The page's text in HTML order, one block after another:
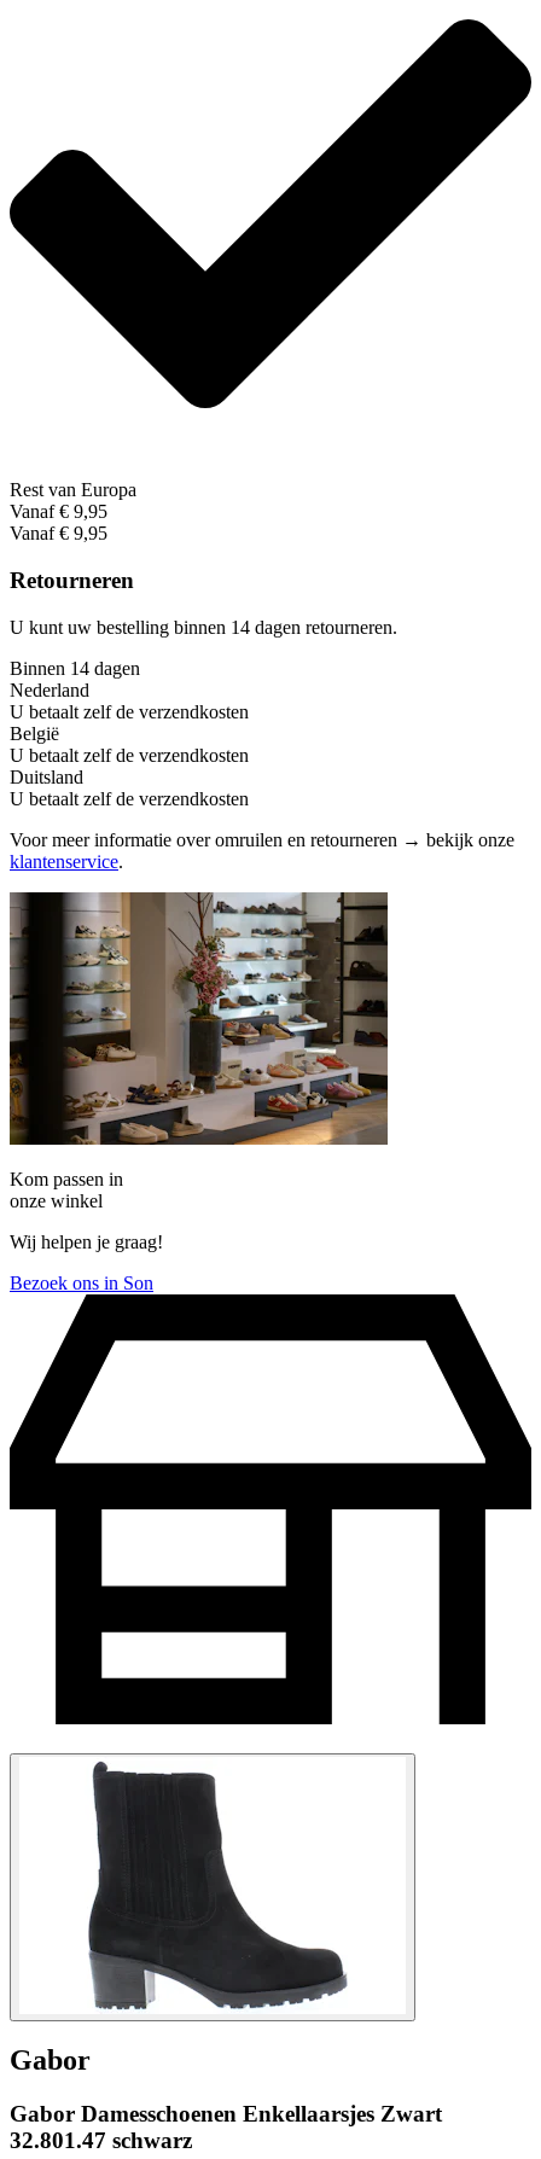
Rest van Europa
Vanaf € 9,95
Vanaf € 9,95
Retourneren
U kunt uw bestelling binnen 14 dagen retourneren.
Binnen 14 dagen
Nederland
U betaalt zelf de verzendkosten
België
U betaalt zelf de verzendkosten
Duitsland
U betaalt zelf de verzendkosten
Voor meer informatie over omruilen en retourneren → bekijk onze
klantenservice.
Kom passen in
onze winkel
Wij helpen je graag!
Bezoek ons in Son
Gabor
Gabor Damesschoenen Enkellaarsjes Zwart
32.801.47 schwarz